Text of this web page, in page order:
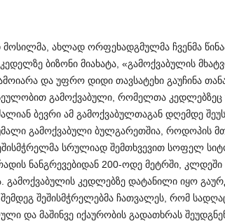
ახლად ორფეხადგმულმა ჩვენმა
ბიზონი მიახატა, «გამოქვაბულის
და უფრო დიდი თავსატეხი გაუჩინა
გამოქვაბული, რომელთა კედლებზეც
ბევრი ამ გამოქვაბულთაგან დღემდე
გამოქვაბული ბულგარეთშია, როდოპის
სრულიად შემთხვევით სოფელ
ნანგრევებიდან 200-ოდე მეტრში,
გამოქვაბულის კედლებზე დატანილი იყო
შემდეგ შეშისმჭრელებმა ჩათვალეს, რომ
და მაშინვე იქაურობის გადათხრას